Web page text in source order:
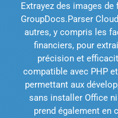
Extrayez des images de
GroupDocs.Parser
autres, y compris les
financiers, pour
précision et
compatible avec PHP
permettant aux
sans installer Office
prend également en